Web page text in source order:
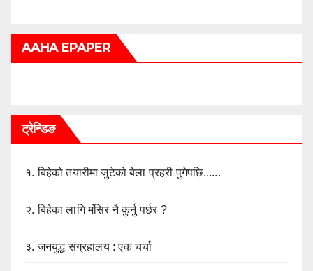
AAHA EPAPER
ट्रेन्डिङ
१.बिहेको तयारीमा जुटेको बेला प्रहरी पुगेपछि......
२.बिहेका लागि मंसिर नै कुर्नु पर्छर ?
३.जनयुद्ध संग्रहालय : एक चर्चा